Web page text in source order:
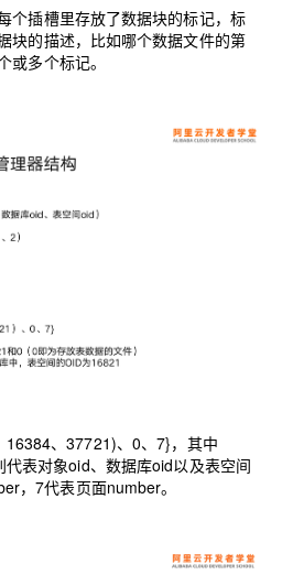
个插槽里存放了数据块的标记，标
块的描述，比如哪个数据文件的第
或多个标记。
、37721)、0、7}，其中
表对象oid、数据库oid以及表空间
，7代表页面number。